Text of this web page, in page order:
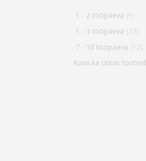
1 - 2 tööpäeva (9)
1 - 3 tööpäeva (27)
7 - 10 tööpäeva (12)
Kuva ka otsas tooteid